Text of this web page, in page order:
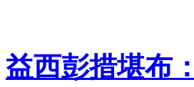
益西彭措堪布